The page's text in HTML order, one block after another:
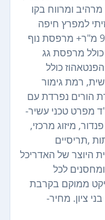
ומרווח בקו
למפרץ חיפה
פנטאהוז שלושה חדרים, בשטח של 93 מ"ר+ מרפסת נוף
שני כולל מרפסת גג
דק! הפנטאהוז כולל
רמת גימור
הורים נפרדת עם
מפרט טכני עשיר-
מיזוג מרכזי,
,תריסיים
מבית היוצר של האדריכל
ומחסנים לכל
מטר! . הפרויקט ממוקם בקרבת
ציון. מחיר-